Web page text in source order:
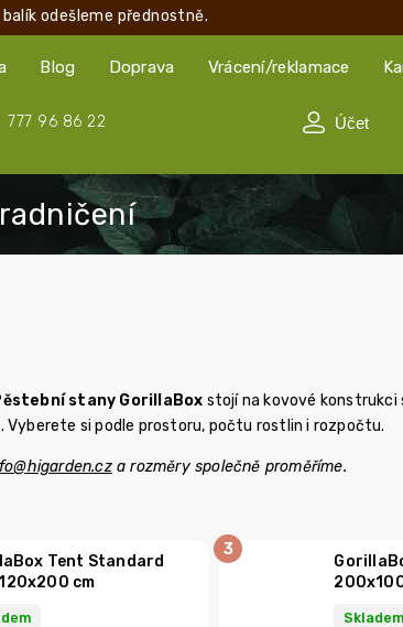
odešleme přednostně.
777 96 86 22
Blog Doprava Vrácení/reklamace
stany GorillaBox stojí na kovové konstrukci
si podle prostoru, počtu rostlin i rozpočtu.
a rozměry společně proměříme.
Tent Standard
cm
Skladem